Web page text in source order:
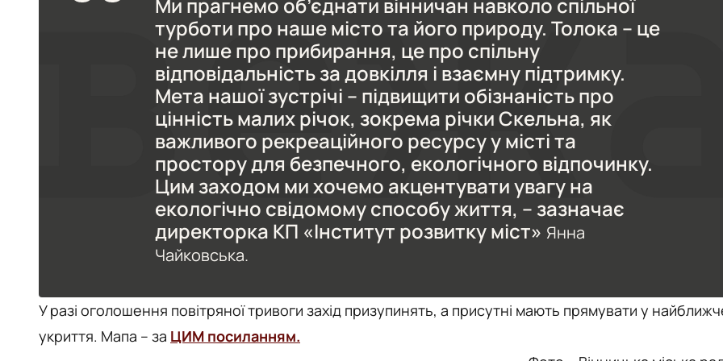
турботи про наше місто та його природу. Толока – це
не лише про прибирання, це про спільну
відповідальність за довкілля і взаємну підтримку.
Мета нашої зустрічі – підвищити обізнаність про
цінність малих річок, зокрема річки Скельна, як
важливого рекреаційного ресурсу у місті та
простору для безпечного, екологічного відпочинку.
Цим заходом ми хочемо акцентувати увагу на
екологічно свідомому способу життя, – зазначає
директорка КП «Інститут розвитку міст» Янна
Чайковська.
У разі оголошення повітряної тривоги захід призупинять, а присутні мають прямувати у
укриття. Мапа – за ЦИМ посиланням.